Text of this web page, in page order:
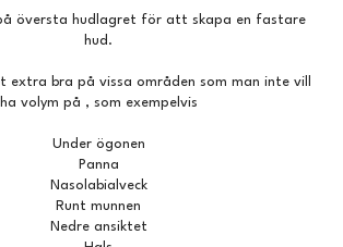
översta hudlagret för att skapa en fastare
hud.
extra bra på vissa områden som man inte vill
ha volym på , som exempelvis
Under ögonen
Panna
Nasolabialveck
Runt munnen
Nedre ansiktet